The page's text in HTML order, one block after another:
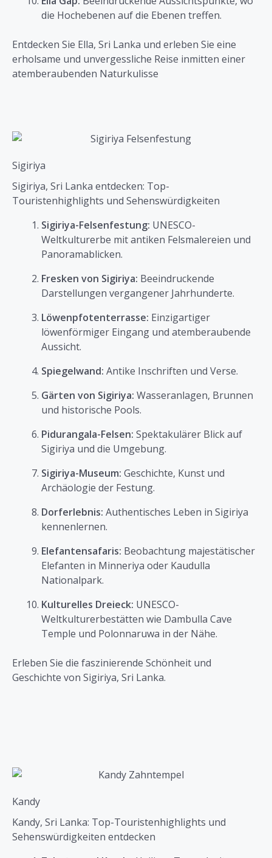
die Hochebenen auf die Ebenen treffen.
Entdecken Sie Ella, Sri Lanka und erleben Sie eine
erholsame und unvergessliche Reise inmitten einer
atemberaubenden Naturkulisse
Sigiriya
Sigiriya, Sri Lanka entdecken: Top-
Touristenhighlights und Sehenswürdigkeiten
Sigiriya-Felsenfestung: UNESCO-
Weltkulturerbe mit antiken Felsmalereien und
Panoramablicken.
Fresken von Sigiriya: Beeindruckende
Darstellungen vergangener Jahrhunderte.
Löwenpfotenterrasse: Einzigartiger
löwenförmiger Eingang und atemberaubende
Aussicht.
Spiegelwand: Antike Inschriften und Verse.
Gärten von Sigiriya: Wasseranlagen, Brunnen
und historische Pools.
Pidurangala-Felsen: Spektakulärer Blick auf
Sigiriya und die Umgebung.
Sigiriya-Museum: Geschichte, Kunst und
Archäologie der Festung.
Dorferlebnis: Authentisches Leben in Sigiriya
kennenlernen.
Elefantensafaris: Beobachtung majestätischer
Elefanten in Minneriya oder Kaudulla
Nationalpark.
Kulturelles Dreieck: UNESCO-
Weltkulturerbestätten wie Dambulla Cave
Temple und Polonnaruwa in der Nähe.
Erleben Sie die faszinierende Schönheit und
Geschichte von Sigiriya, Sri Lanka.
Kandy
Kandy, Sri Lanka: Top-Touristenhighlights und
Sehenswürdigkeiten entdecken